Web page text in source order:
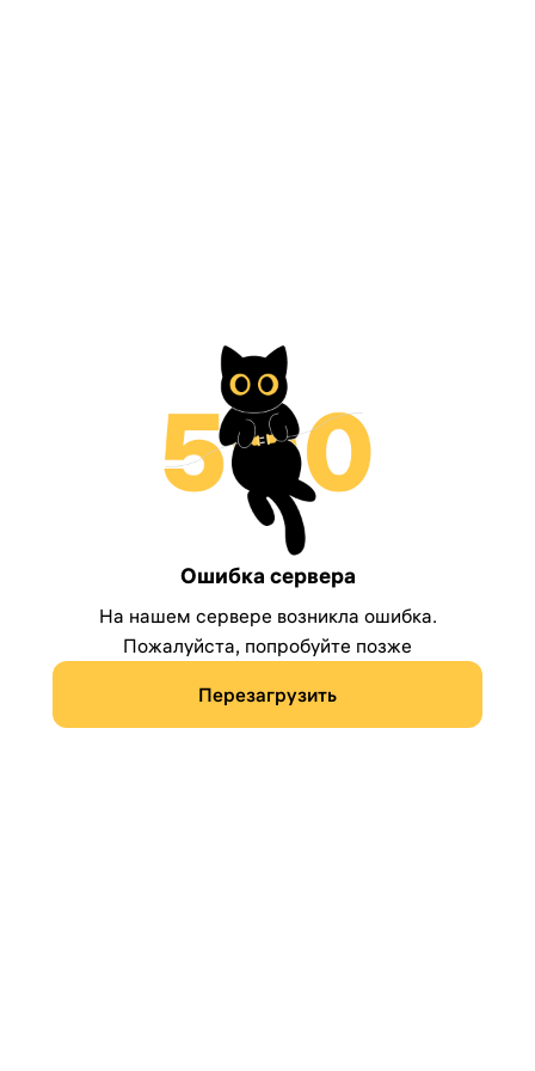
Ошибка сервера
На нашем сервере возникла ошибка.
Пожалуйста, попробуйте позже
Перезагрузить